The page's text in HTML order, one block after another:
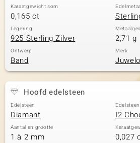
Karaatgewicht som
0,165 ct
Legering
925 Sterling Zilver 2,71 g
Ontwerp
Band
Merk
Juwelo
Hoofd edelsteen
Edelsteen
Diamant I2
Aantal en grootte
1 à 2 mm 0,027